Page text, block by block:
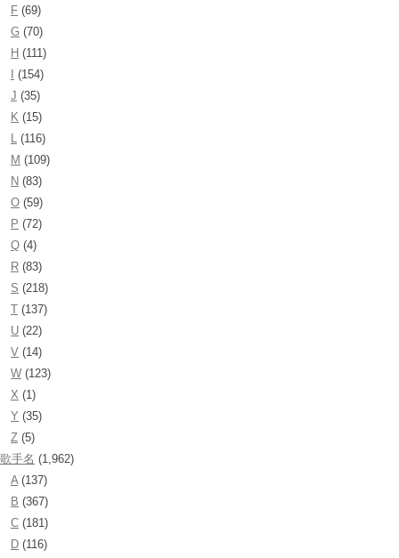
F (69)
G (70)
H (111)
(154)
J (35)
K (15)
L (116)
M (109)
N (83)
O (59)
P (72)
Q (4)
R (83)
S (218)
T (137)
U (22)
V (14)
W (123)
X (1)
Y (35)
Z (5)
歌手名 (1,962)
A(137)
B (367)
C (181)
D (116)